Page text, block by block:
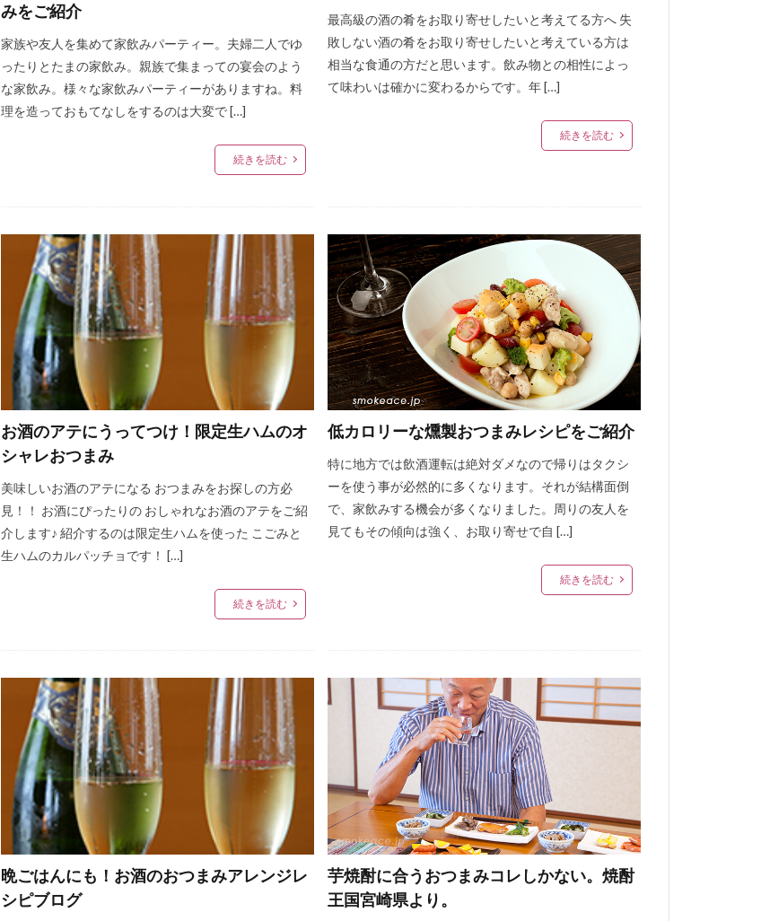
みをご紹介
家族や友人を集めて家飲みパーティー。夫婦二人でゆ
ったりとたまの家飲み。親族で集まっての宴会のよう
な家飲み。様々な家飲みパーティーがありますね。料
理を造っておもてなしをするのは大変で […]
続きを読む
最高級の酒の肴をお取り寄せしたいと考えてる方へ 失
敗しない酒の肴をお取り寄せしたいと考えている方は
相当な食通の方だと思います。飲み物との相性によっ
て味わいは確かに変わるからです。年 […]
続きを読む
お酒のアテにうってつけ！限定生ハムのオ
シャレおつまみ
美味しいお酒のアテになる おつまみをお探しの方必
見！！ お酒にぴったりの おしゃれなお酒のアテをご紹
介します♪ 紹介するのは限定生ハムを使った こごみと
生ハムのカルパッチョです！ […]
続きを読む
低カロリーな燻製おつまみレシピをご紹介
特に地方では飲酒運転は絶対ダメなので帰りはタクシ
ーを使う事が必然的に多くなります。それが結構面倒
で、家飲みする機会が多くなりました。周りの友人を
見てもその傾向は強く、お取り寄せで自 […]
続きを読む
晩ごはんにも！お酒のおつまみアレンジレ
シピブログ
芋焼酎に合うおつまみコレしかない。焼酎
王国宮崎県より。